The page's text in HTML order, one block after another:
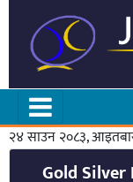
२४ साउन २०८३,
Gold Silver